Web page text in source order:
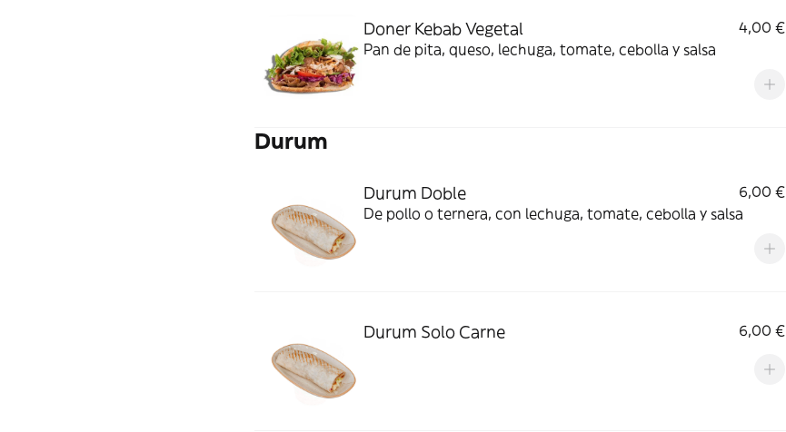
Doner Kebab Vegetal
4,00 €
Pan de pita, queso, lechuga, tomate, cebolla y salsa
Durum
Durum Doble
6,00 €
De pollo o ternera, con lechuga, tomate, cebolla y salsa
Durum Solo Carne 6,00 €